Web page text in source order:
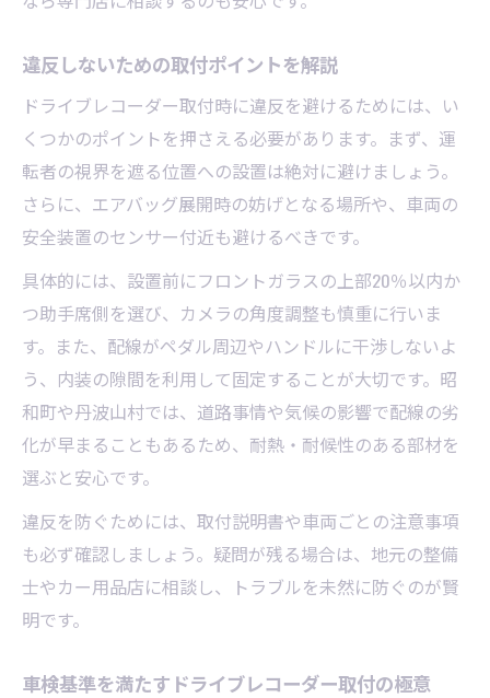
違反しないための取付ポイントを解説
ドライブレコーダー取付時に違反を避けるためには、い
くつかのポイントを押さえる必要があります。まず、運
転者の視界を遮る位置への設置は絶対に避けましょう。
さらに、エアバッグ展開時の妨げとなる場所や、車両の
安全装置のセンサー付近も避けるべきです。
具体的には、設置前にフロントガラスの上部20％以内か
つ助手席側を選び、カメラの角度調整も慎重に行いま
す。また、配線がペダル周辺やハンドルに干渉しないよ
う、内装の隙間を利用して固定することが大切です。昭
和町や丹波山村では、道路事情や気候の影響で配線の劣
化が早まることもあるため、耐熱・耐候性のある部材を
選ぶと安心です。
違反を防ぐためには、取付説明書や車両ごとの注意事項
も必ず確認しましょう。疑問が残る場合は、地元の整備
士やカー用品店に相談し、トラブルを未然に防ぐのが賢
明です。
車検基準を満たすドライブレコーダー取付の極意